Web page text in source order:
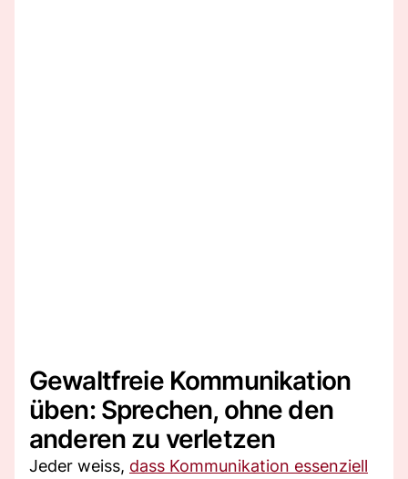
Gewaltfreie Kommunikation
üben: Sprechen, ohne den
anderen zu verletzen
Jeder weiss, dass Kommunikation essenziell